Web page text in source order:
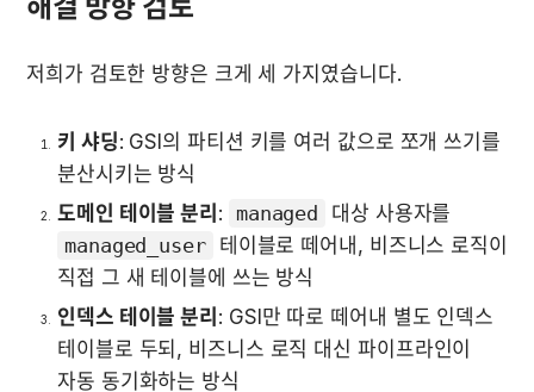
저희가 검토한 방향은 크게 세 가지였습니다.
키 샤딩: GSI의 파티션 키를 여러 값으로 쪼개 쓰기를
분산시키는 방식
도메인 테이블 분리 : managed
managed_user
테이블로 떼어내, 비즈니스 로직이
직접 그 새 테이블에 쓰는 방식
인덱스 테이블 분리 : GSI만 따로 떼어내 별도 인덱스
테이블로 두되, 비즈니스 로직 대신 파이프라인이
자동 동기화하는 방식